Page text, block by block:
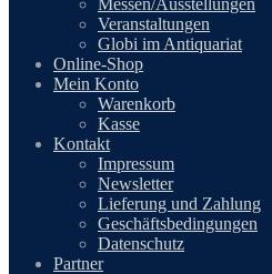
Messen/Ausstellungen
Veranstaltungen
Globi im Antiquariat
Online-Shop
Mein Konto
Warenkorb
Kasse
Kontakt
Impressum
Newsletter
Lieferung und Zahlung
Geschäftsbedingungen
Datenschutz
Partner